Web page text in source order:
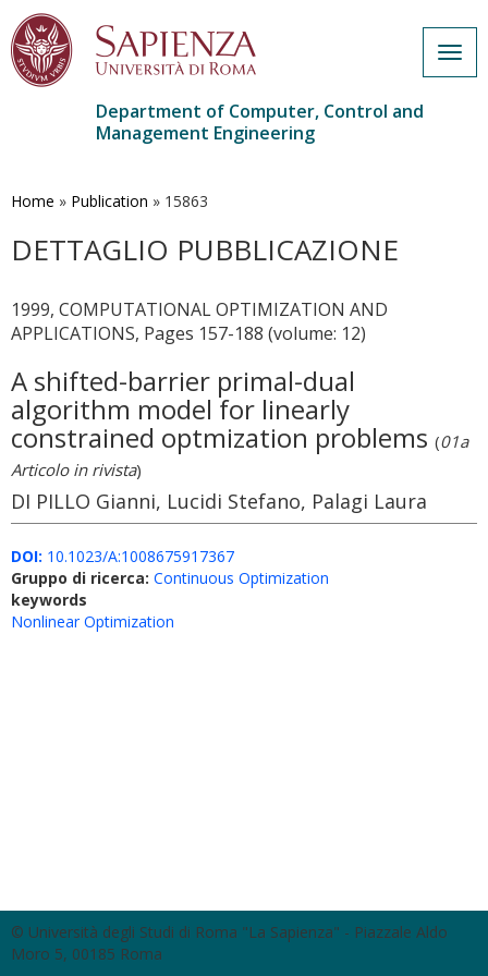
main
Department of Computer, Control and
Management Engineering
Home » Publication » 15863
DETTAGLIO PUBBLICAZIONE
1999, COMPUTATIONAL OPTIMIZATION AND
APPLICATIONS, Pages 157-188 (volume: 12)
A shifted-barrier primal-dual
algorithm model for linearly
constrained optmization problems (01a
Articolo in rivista)
DI PILLO Gianni, Lucidi Stefano, Palagi Laura
DOI: 10.1023/A:1008675917367
Gruppo di ricerca: Continuous Optimization
keywords
Nonlinear Optimization
© Università degli Studi di Roma "La Sapienza" - Piazzale Aldo
Moro 5, 00185 Roma